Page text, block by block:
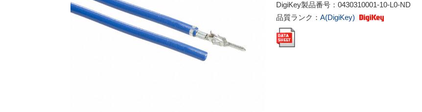
DigiKey製品番号： 0430310001-10-L0-ND
品質ランク： A(DigiKey)